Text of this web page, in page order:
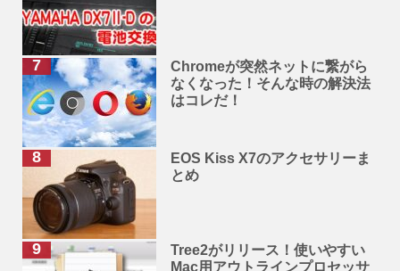
Chromeが突然ネットに繋がら
なくなった！そんな時の解決法
はコレだ！
EOS Kiss X7のアクセサリーま
とめ
Tree2がリリース！使いやすい
Mac用アウトラインプロセッサ